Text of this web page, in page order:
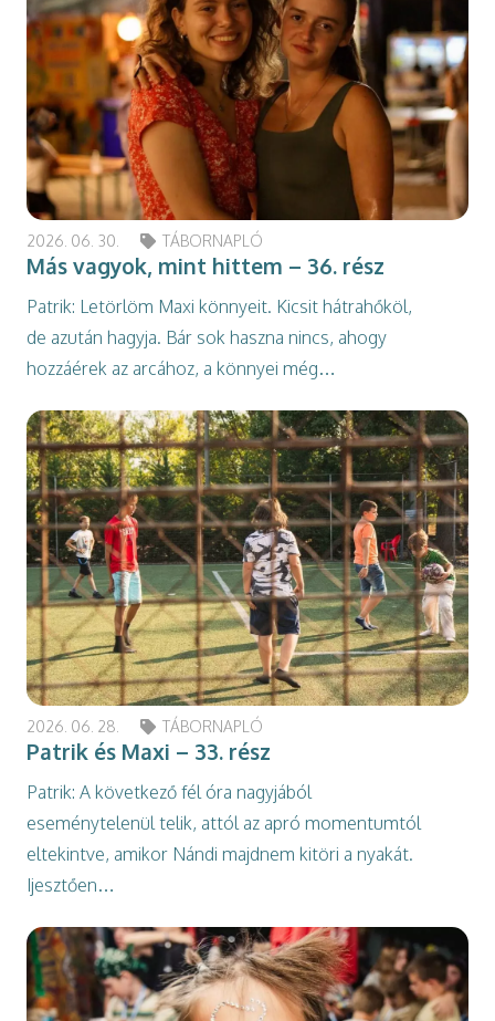
2026. 06. 30. TÁBORNAPLÓ
Más vagyok, mint hittem – 36. rész
Patrik: Letörlöm Maxi könnyeit. Kicsit hátrahőköl,
de azután hagyja. Bár sok haszna nincs, ahogy
hozzáérek az arcához, a könnyei még…
2026. 06. 28. TÁBORNAPLÓ
Patrik és Maxi – 33. rész
Patrik: A következő fél óra nagyjából
eseménytelenül telik, attól az apró momentumtól
eltekintve, amikor Nándi majdnem kitöri a nyakát.
Ijesztően…